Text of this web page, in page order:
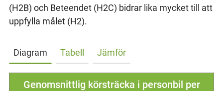
(H2B) och Beteendet (H2C) bidrar lika mycket till att
uppfylla målet (H2).
Diagram Tabell Jämför
Genomsnittlig körsträcka i personbil per